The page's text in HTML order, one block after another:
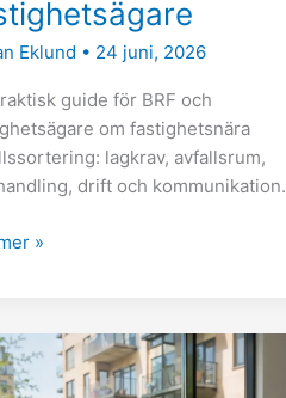
Eklund • 24 juni, 2026
guide för BRF och
om fastighetsnära
lagkrav, avfallsrum,
drift och kommunikation.
»